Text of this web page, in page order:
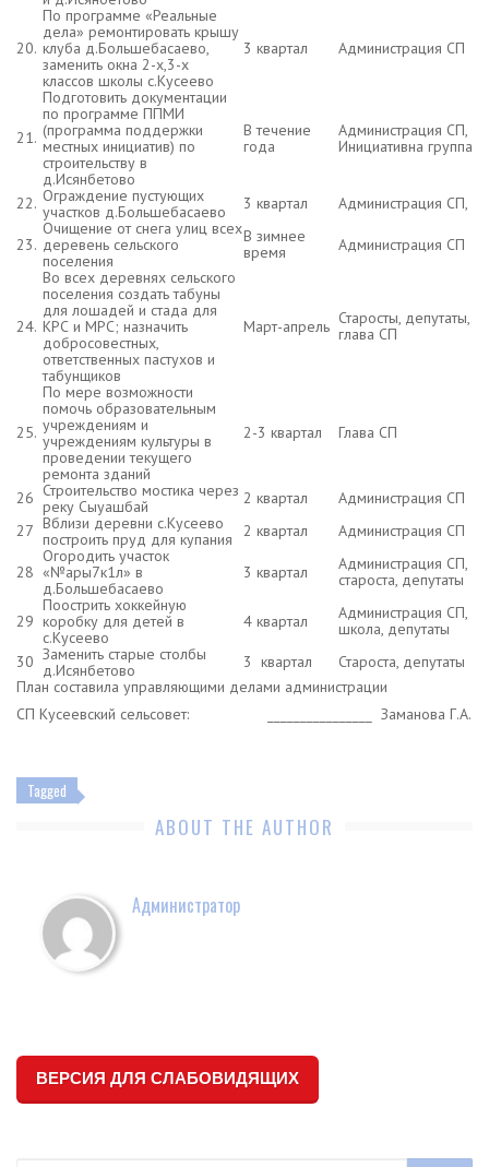
20.
По программе «Реальные
дела» ремонтировать крышу
клуба д.Большебасаево,
заменить окна 2-х,3-х
классов школы с.Кусеево
3 квартал Администрация СП
21.
Подготовить документации
по программе ППМИ
(программа поддержки
местных инициатив) по
строительству в
д.Исянбетово
В течение
года
Администрация СП,
Инициативна группа
22. Ограждение пустующих
участков д.Большебасаево
3 квартал Администрация СП,
23.
Очищение от снега улиц всех
деревень сельского
поселения
В зимнее
время
Администрация СП
24.
Во всех деревнях сельского
поселения создать табуны
для лошадей и стада для
КРС и МРС; назначить
добросовестных,
ответственных пастухов и
табунщиков
Март-апрель Старосты, депутаты,
глава СП
25.
По мере возможности
помочь образовательным
учреждениям и
учреждениям культуры в
проведении текущего
ремонта зданий
2-3 квартал Глава СП
26 Строительство мостика через
реку Сыуашбай
2 квартал
Администрация СП
27 Вблизи деревни с.Кусеево
построить пруд для купания
2 квартал Администрация СП
28
Огородить участок
«№ары7к1л» в
д.Большебасаево
3 квартал
Администрация СП,
староста, депутаты
29
Поострить хоккейную
коробку для детей в
с.Кусеево
4 квартал
Администрация СП,
школа, депутаты
30 Заменить старые столбы
д.Исянбетово
3 квартал
Староста, депутаты
План составила управляющими делами администрации
СП Кусеевский сельсовет: ________________ Заманова Г.А.
Tagged
ABOUT THE AUTHOR
Администратор
ВЕРСИЯ ДЛЯ СЛАБОВИДЯЩИХ